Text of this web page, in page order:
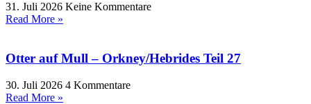
31. Juli 2026 Keine Kommentare
Read More »
Otter auf Mull – Orkney/Hebrides Teil 27
30. Juli 2026 4 Kommentare
Read More »